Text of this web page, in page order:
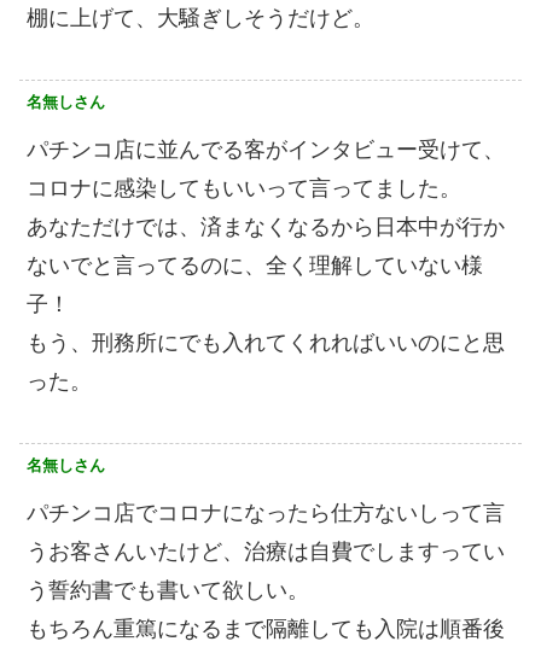
棚に上げて、大騒ぎしそうだけど。
名無しさん
パチンコ店に並んでる客がインタビュー受けて、
コロナに感染してもいいって言ってました。
あなただけでは、済まなくなるから日本中が行か
ないでと言ってるのに、全く理解していない様
子！
もう、刑務所にでも入れてくれればいいのにと思
った。
名無しさん
パチンコ店でコロナになったら仕方ないしって言
うお客さんいたけど、治療は自費でしますってい
う誓約書でも書いて欲しい。
もちろん重篤になるまで隔離しても入院は順番後